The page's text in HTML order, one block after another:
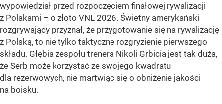
wypowiedział przed rozpoczęciem finałowej rywalizacji
z Polakami – o złoto VNL 2026. Świetny amerykański
rozgrywający przyznał, że przygotowanie się na rywalizację
z Polską, to nie tylko taktyczne rozgryzienie pierwszego
składu. Głębia zespołu trenera Nikoli Grbicia jest tak duża,
że Serb może korzystać ze swojego kwadratu
dla rezerwowych, nie martwiąc się o obniżenie jakości
na boisku.